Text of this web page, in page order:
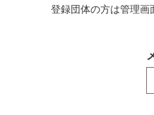
登録団体の方は管理画